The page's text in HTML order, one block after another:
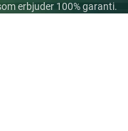
erbjuder 100% garanti.